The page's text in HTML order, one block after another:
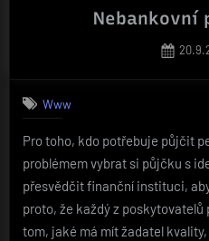
Nebankovní
Www
Pro toho, kdo potřebuje půjčit
problémem vybrat si půjčku s
přesvědčit finanční instituci,
proto, že každý z
tom, jaké má mít žadatel